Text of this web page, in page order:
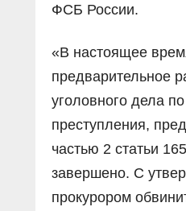
ФСБ России.
«В настоящее
предварительное
уголовного дела
преступления,
частью 2 статьи
завершено. С
прокурором